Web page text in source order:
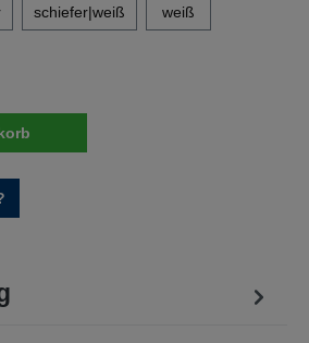
schiefer|weiß weiß
Gib den gewünschten